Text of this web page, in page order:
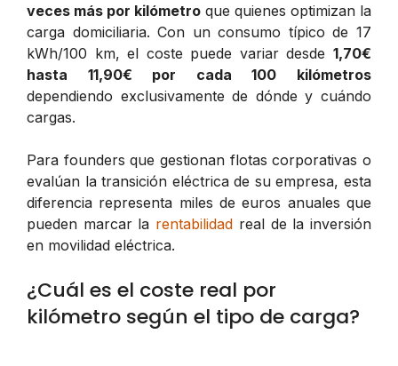
veces más por kilómetro que quienes optimizan la
carga domiciliaria. Con un consumo típico de 17
kWh/100 km, el coste puede variar desde 1,70€
hasta 11,90€ por cada 100 kilómetros
dependiendo exclusivamente de dónde y cuándo
cargas.
Para founders que gestionan flotas corporativas o
evalúan la transición eléctrica de su empresa, esta
diferencia representa miles de euros anuales que
pueden marcar la rentabilidad real de la inversión
en movilidad eléctrica.
¿Cuál es el coste real por
kilómetro según el tipo de carga?